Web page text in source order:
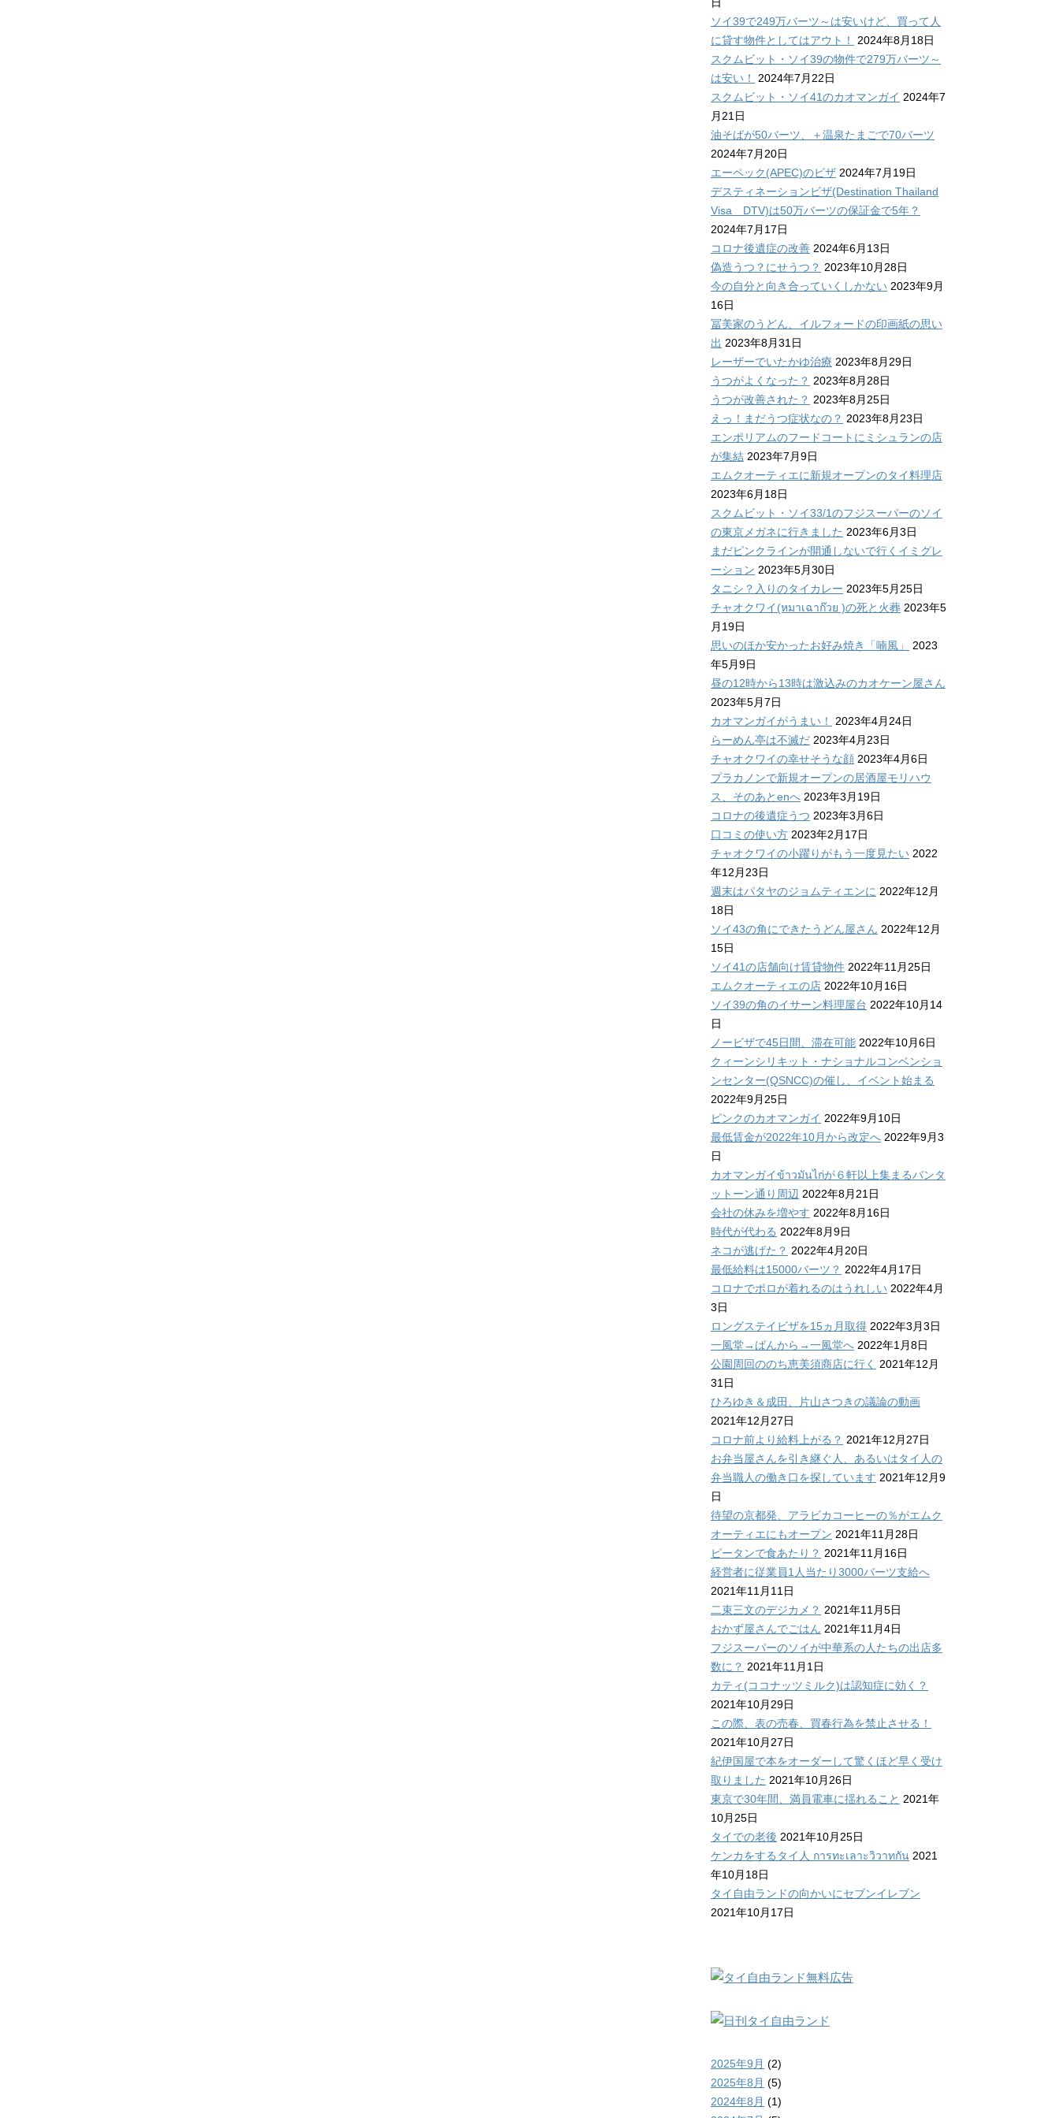
ソイ39で249万バーツ～は安いけど、買って人
に貸す物件としてはアウト！
2024年8月18日
スクムビット・ソイ39の物件で279万バーツ～
は安い！
2024年7月22日
スクムビット・ソイ41のカオマンガイ 2024年7
月21日
油そばが50バーツ、＋温泉たまごで70バーツ
2024年7月20日
エーペック(APEC)のビザ 2024年7月19日
デスティネーションビザ(Destination Thailand
Visa DTV)は50万バーツの保証金で5年？
2024年7月17日
コロナ後遺症の改善 2024年6月13日
偽造うつ？にせうつ？ 2023年10月28日
今の自分と向き合っていくしかない 2023年9月
16日
冨美家のうどん、イルフォードの印画紙の思い
出 2023年8月31日
レーザーでいたかゆ治療 2023年8月29日
うつがよくなった？ 2023年8月28日
うつが改善された？ 2023年8月25日
えっ！まだうつ症状なの？ 2023年8月23日
エンポリアムのフードコートにミシュランの店
が集結 2023年7月9日
エムクオーティエに新規オープンのタイ料理店
2023年6月18日
スクムビット・ソイ33/1のフジスーパーのソイ
の東京メガネに行きました 2023年6月3日
まだピンクラインが開通しないで行くイミグレ
ーション 2023年5月30日
タニシ？入りのタイカレー 2023年5月25日
チャオクワイ(หมาเฉาก๊วย )の死と火葬 2023年5
月19日
思いのほか安かったお好み焼き「喃風」
2023
年5月9日
昼の12時から13時は激込みのカオケーン屋さん
2023年5月7日
カオマンガイがうまい！
2023年4月24日
らーめん亭は不滅だ 2023年4月23日
チャオクワイの幸せそうな顔 2023年4月6日
プラカノンで新規オープンの居酒屋モリハウ
ス、そのあとenへ 2023年3月19日
コロナの後遺症うつ 2023年3月6日
口コミの使い方 2023年2月17日
チャオクワイの小躍りがもう一度見たい 2022
年12月23日
週末はパタヤのジョムティエンに 2022年12月
18日
ソイ43の角にできたうどん屋さん 2022年12月
15日
ソイ41の店舗向け賃貸物件 2022年11月25日
エムクオーティエの店 2022年10月16日
ソイ39の角のイサーン料理屋台 2022年10月14
日
ノービザで45日間、滞在可能 2022年10月6日
クィーンシリキット・ナショナルコンベンショ
ンセンター(QSNCC)の催し、イベント始まる
2022年9月25日
ピンクのカオマンガイ 2022年9月10日
最低賃金が2022年10月から改定へ 2022年9月3
日
カオマンガイข้าวมันไก่が６軒以上集まるバンタ
ットーン通り周辺 2022年8月21日
会社の休みを増やす 2022年8月16日
時代が代わる 2022年8月9日
ネコが逃げた？ 2022年4月20日
最低給料は15000バーツ？ 2022年4月17日
コロナでポロが着れるのはうれしい 2022年4月
3日
ロングステイビザを15ヵ月取得 2022年3月3日
一風堂→ばんから→一風堂へ 2022年1月8日
公園周回ののち恵美須商店に行く
2021年12月
31日
ひろゆき＆成田、片山さつきの議論の動画
2021年12月27日
コロナ前より給料上がる？ 2021年12月27日
お弁当屋さんを引き継ぐ人、あるいはタイ人の
弁当職人の働き口を探しています 2021年12月9
日
待望の京都発、アラビカコーヒーの％がエムク
オーティエにもオープン 2021年11月28日
ピータンで食あたり？ 2021年11月16日
経営者に従業員1人当たり3000バーツ支給へ
2021年11月11日
二束三文のデジカメ？ 2021年11月5日
おかず屋さんでごはん 2021年11月4日
フジスーパーのソイが中華系の人たちの出店多
数に？ 2021年11月1日
カティ(ココナッツミルク)は認知症に効く？
2021年10月29日
この際、表の売春、買春行為を禁止させる！
2021年10月27日
紀伊国屋で本をオーダーして驚くほど早く受け
取りました 2021年10月26日
東京で30年間、満員電車に揺れること 2021年
10月25日
タイでの老後 2021年10月25日
ケンカをするタイ人 การทะเลาะวิวาทกัน 2021
年10月18日
タイ自由ランドの向かいにセブンイレブン
2021年10月17日
2025年9月 (2)
2025年8月 (5)
2024年8月 (1)